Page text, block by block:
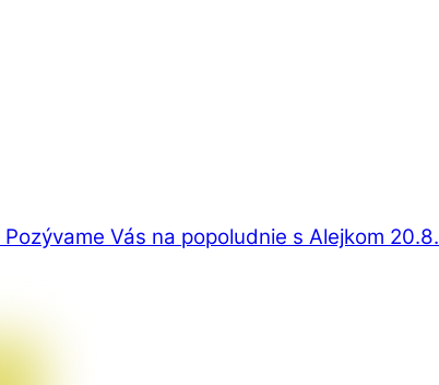
Pozývame Vás na popoludnie s Alejkom 20.8.